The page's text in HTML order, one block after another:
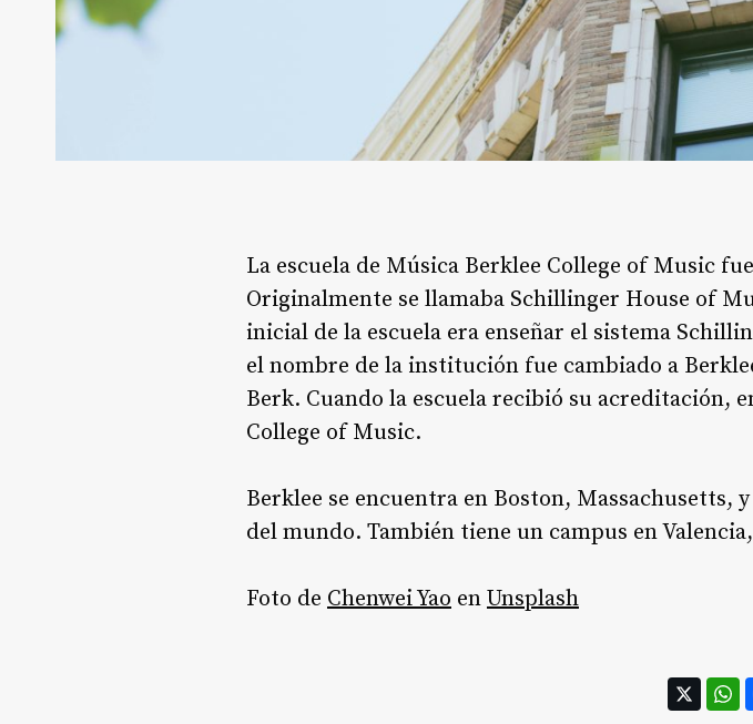
La escuela de Música Berklee College of Music
Originalmente se llamaba Schillinger House of
inicial de la escuela era enseñar el sistema
el nombre de la institución fue cambiado a
Berk. Cuando la escuela recibió su acreditación,
College of Music.
Berklee se encuentra en Boston, Massachusetts,
del mundo. También tiene un campus en
Foto de Chenwei Yao en Unsplash